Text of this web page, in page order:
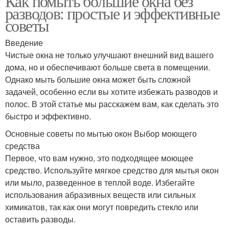
разводов: простые и эффективные
советы
Введение
Чистые окна не только улучшают внешний вид вашего
дома, но и обеспечивают больше света в помещении.
Однако мыть большие окна может быть сложной
задачей, особенно если вы хотите избежать разводов и
полос. В этой статье мы расскажем вам, как сделать это
быстро и эффективно.
Основные советы по мытью окон Выбор моющего
средства
Первое, что вам нужно, это подходящее моющее
средство. Используйте мягкое средство для мытья окон
или мыло, разведенное в теплой воде. Избегайте
использования абразивных веществ или сильных
химикатов, так как они могут повредить стекло или
оставить разводы.